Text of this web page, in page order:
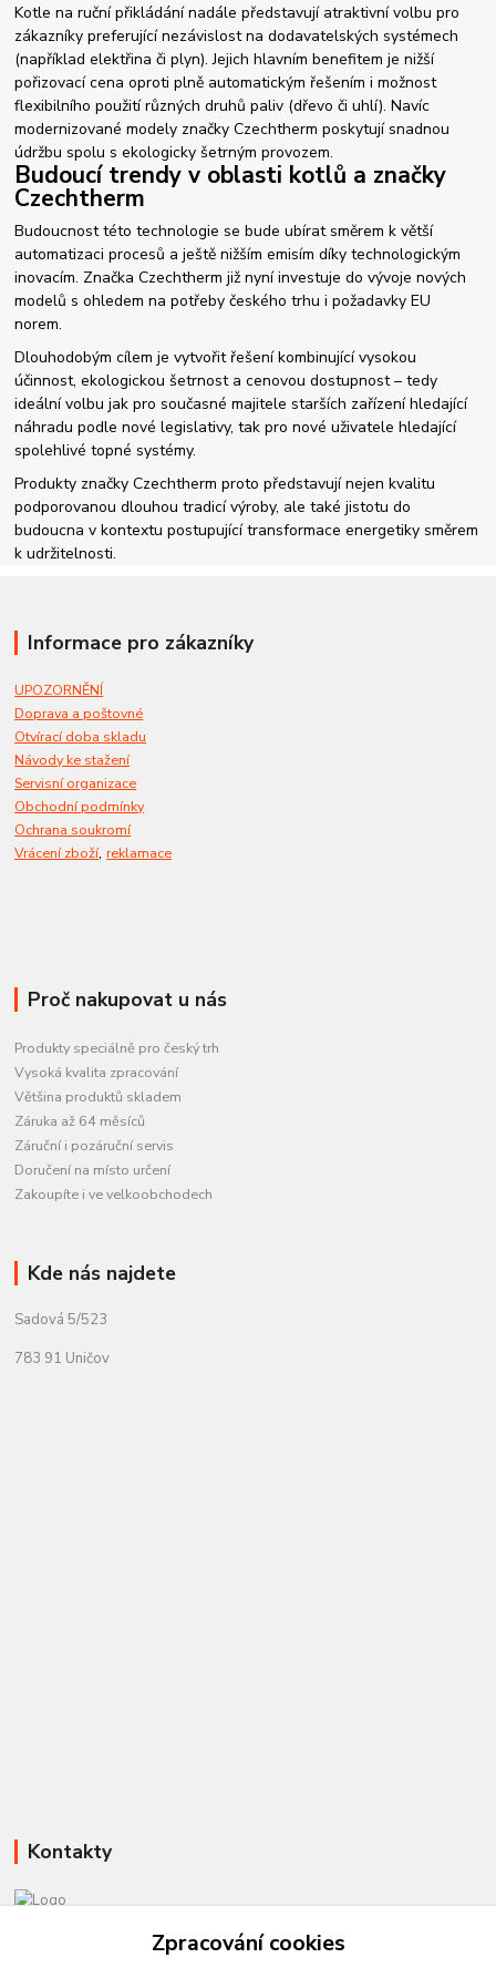
Kotle na ruční přikládání nadále představují atraktivní volbu pro
zákazníky preferující nezávislost na dodavatelských systémech
(například elektřina či plyn). Jejich hlavním benefitem je nižší
pořizovací cena oproti plně automatickým řešením i možnost
flexibilního použití různých druhů paliv (dřevo či uhlí). Navíc
modernizované modely značky Czechtherm poskytují snadnou
údržbu spolu s ekologicky šetrným provozem.
Budoucí trendy v oblasti kotlů a značky
Czechtherm
Budoucnost této technologie se bude ubírat směrem k větší
automatizaci procesů a ještě nižším emisím díky technologickým
inovacím. Značka Czechtherm již nyní investuje do vývoje nových
modelů s ohledem na potřeby českého trhu i požadavky EU
norem.
Dlouhodobým cílem je vytvořit řešení kombinující vysokou
účinnost, ekologickou šetrnost a cenovou dostupnost – tedy
ideální volbu jak pro současné majitele starších zařízení hledající
náhradu podle nové legislativy, tak pro nové uživatele hledající
spolehlivé topné systémy.
Produkty značky Czechtherm proto představují nejen kvalitu
podporovanou dlouhou tradicí výroby, ale také jistotu do
budoucna v kontextu postupující transformace energetiky směrem
k udržitelnosti.
Informace pro zákazníky
UPOZORNĚNÍ
Doprava a poštovné
Otvírací doba skladu
Návody ke stažení
Servisní organizace
Obchodní podmínky
Ochrana soukromí
Vrácení zboží,reklamace
Proč nakupovat u nás
Produkty speciálně pro český trh
Vysoká kvalita zpracování
Většina produktů skladem
Záruka až 64 měsíců
Záruční i pozáruční servis
Doručení na místo určení
Zakoupíte i ve velkoobchodech
Kde nás najdete
Sadová 5/523
783 91 Uničov
Kontakty
Zpracování cookies